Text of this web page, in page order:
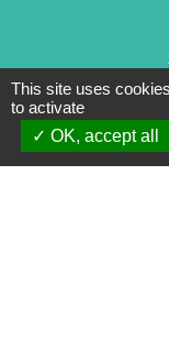
This site uses
to activate
OK, accept all